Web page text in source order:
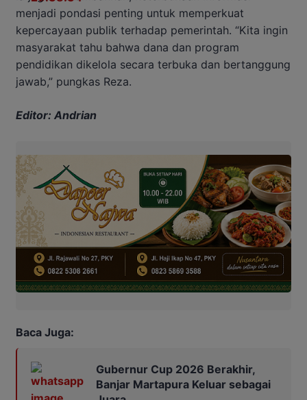
menjadi pondasi penting untuk memperkuat
kepercayaan publik terhadap pemerintah. “Kita ingin
masyarakat tahu bahwa dana dan program
pendidikan dikelola secara terbuka dan bertanggung
jawab,” pungkas Reza.
Editor: Andrian
Baca Juga:
Gubernur Cup 2026 Berakhir,
Banjar Martapura Keluar sebagai